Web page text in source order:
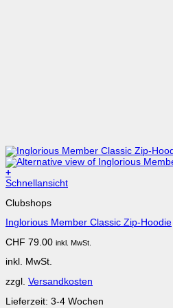
+
Schnellansicht
Clubshops
Inglorious Member Classic Zip-Hoodie
CHF 79.00 inkl. MwSt.
inkl. MwSt.
zzgl. Versandkosten
Lieferzeit: 3-4 Wochen